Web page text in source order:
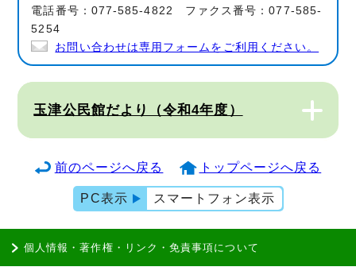
電話番号：077-585-4822 ファクス番号：077-585-
5254
お問い合わせは専用フォームをご利用ください。
玉津公民館だより（令和4年度）
前のページへ戻る トップページへ戻る
PC表示 スマートフォン表示
個人情報・著作権・リンク・免責事項について